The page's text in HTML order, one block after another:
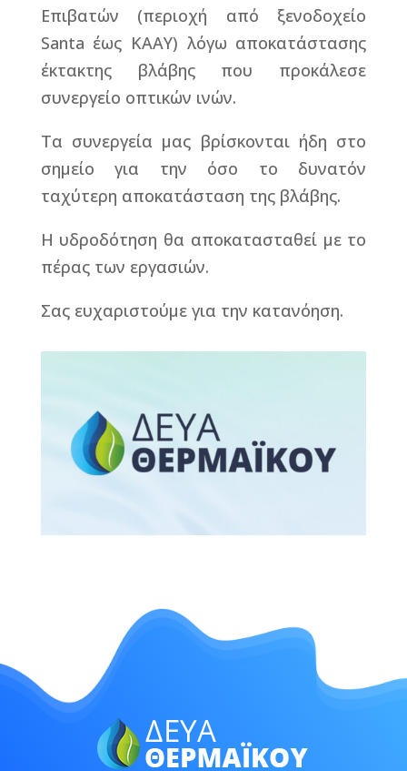
Επιβατών (περιοχή από ξενοδοχείο
Santa έως ΚΑΑΥ) λόγω αποκατάστασης
έκτακτης βλάβης που προκάλεσε
συνεργείο οπτικών ινών.
Τα συνεργεία μας βρίσκονται ήδη στο
σημείο για την όσο το δυνατόν
ταχύτερη αποκατάσταση της βλάβης.
Η υδροδότηση θα αποκατασταθεί με το
πέρας των εργασιών.
Σας ευχαριστούμε για την κατανόηση.